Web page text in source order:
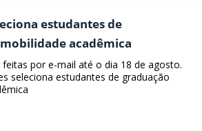
estudantes de
acadêmica
por e-mail até o dia 18 de agosto.
seleciona estudantes de graduação